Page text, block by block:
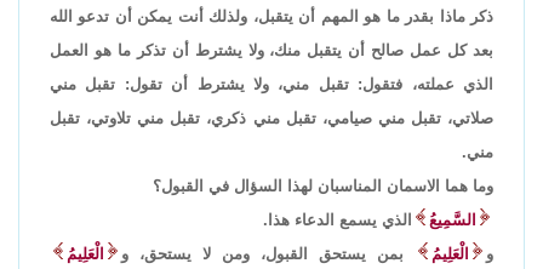
ذكر ماذا بقدر ما هو المهم أن يتقبل، ولذلك أنت يمكن أن تدعو الله
بعد كل عمل صالح أن يتقبل منك، ولا يشترط أن تذكر ما هو العمل
الذي عملته، فتقول: تقبل مني، ولا يشترط أن تقول: تقبل مني
صلاتي، تقبل مني صيامي، تقبل مني ذكري، تقبل مني تلاوتي، تقبل
مني.
وما هما الاسمان المناسبان لهذا السؤال في القبول؟
السَّمِيعُ
الذي يسمع الدعاء هذا.
و
الْعَلِيمُ بمن يستحق القبول، ومن لا يستحق، و
الْعَلِيمُ